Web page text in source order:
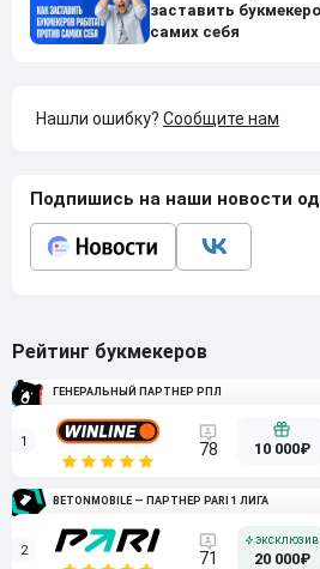
заставить
самих себя
Нашли ошибку? Сообщите нам
Подпишись на наши новости
Рейтинг букмекеров
ГЕНЕРАЛЬНЫЙ ПАРТНЕР РПЛ
1 78 10 000₽
BETONMOBILE — ПАРТНЕР PARI 1 ЛИГА
2 71 20 000₽